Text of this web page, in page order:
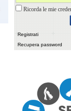
Ricorda le mie
Registrati
Recupera password